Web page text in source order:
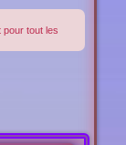
pour tout les